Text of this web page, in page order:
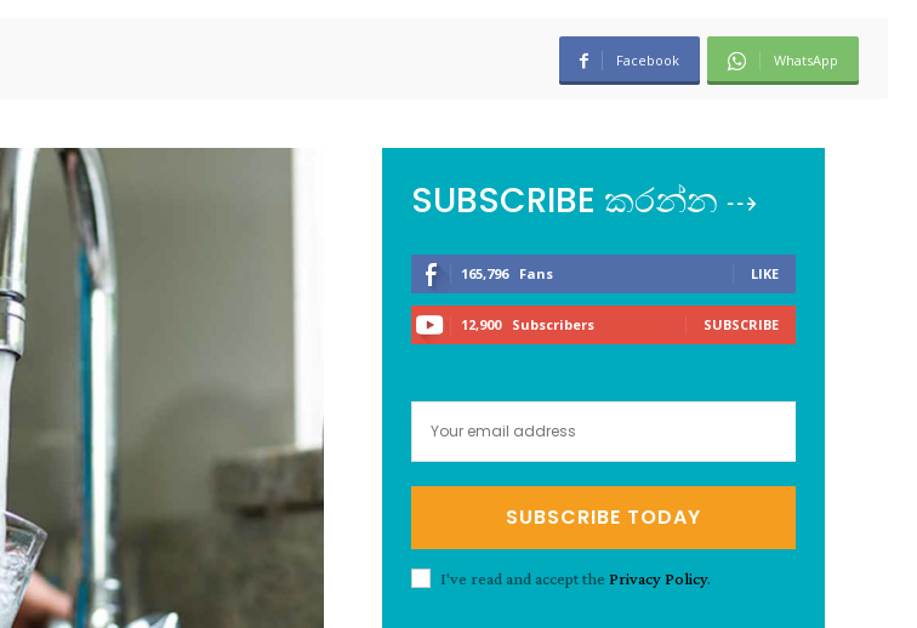
Facebook WhatsApp
SUBSCRIBE කරන්න ⇢
165,796 Fans LIKE
12,900 Subscribers SUBSCRIBE
SUBSCRIBE TODAY
I've read and accept the Privacy Policy.